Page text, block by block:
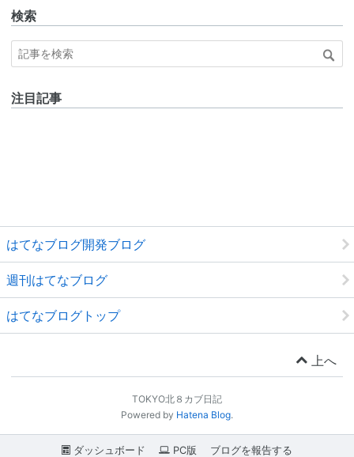
検索
注目記事
はてなブログ開発ブログ
週刊はてなブログ
はてなブログトップ
上へ
TOKYO北８カブ日記
Powered by Hatena Blog.
ダッシュボード PC版 ブログを報告する